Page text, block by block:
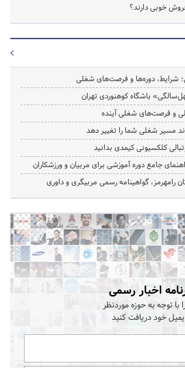
خوبی دارند؟
شرایط، دوره‌ها و فرصت‌های شغلی
باشگاه کوهنوردی تهران
و فرصت‌های شغلی آینده
مسیر شغلی شما را تغییر دهد
کلکسیونی کیمدی بدانید
جامع دوره آموزشی برای مربیان و ورزشکاران
رامهرمز، گواهینامه رسمی مربیگری و داوری
اخبار رسمی
با توجه به حوزه موردنظر
خود دریافت کنید